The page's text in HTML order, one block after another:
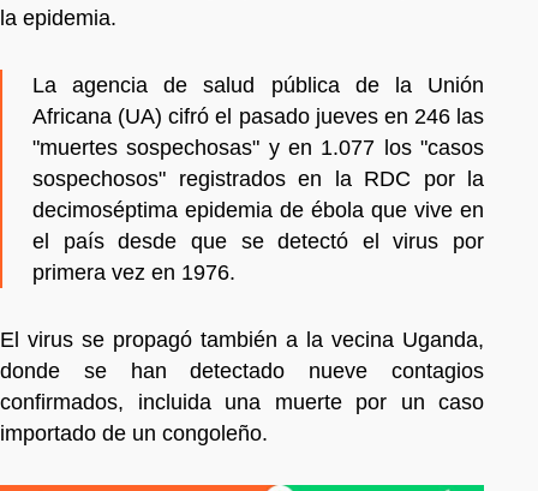
la epidemia.
La agencia de salud pública de la Unión
Africana (UA) cifró el pasado jueves en 246 las
"muertes sospechosas" y en 1.077 los "casos
sospechosos" registrados en la RDC por la
decimoséptima epidemia de ébola que vive en
el país desde que se detectó el virus por
primera vez en 1976.
El virus se propagó también a la vecina Uganda,
donde se han detectado nueve contagios
confirmados, incluida una muerte por un caso
importado de un congoleño.